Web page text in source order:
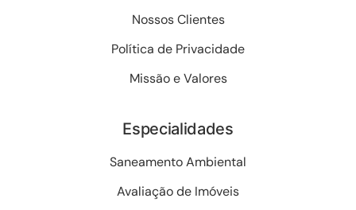
Nossos Clientes
Política de Privacidade
Missão e Valores
Especialidades
Saneamento Ambiental
Avaliação de Imóveis